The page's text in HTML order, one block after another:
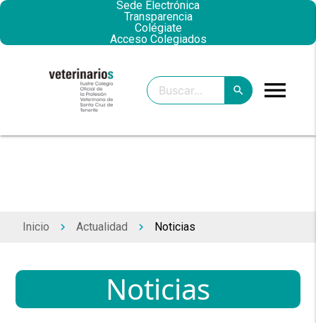
Sede Electrónica
Transparencia
Colégiate
Acceso Colegiados
search menu
clear
search
Inicio keyboard_arrow_right Actualidad keyboard_arrow_right Noticias
Noticias